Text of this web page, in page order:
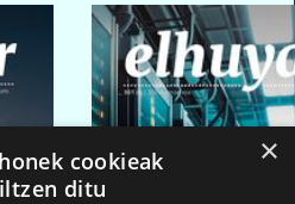
×
cookieak
ditu